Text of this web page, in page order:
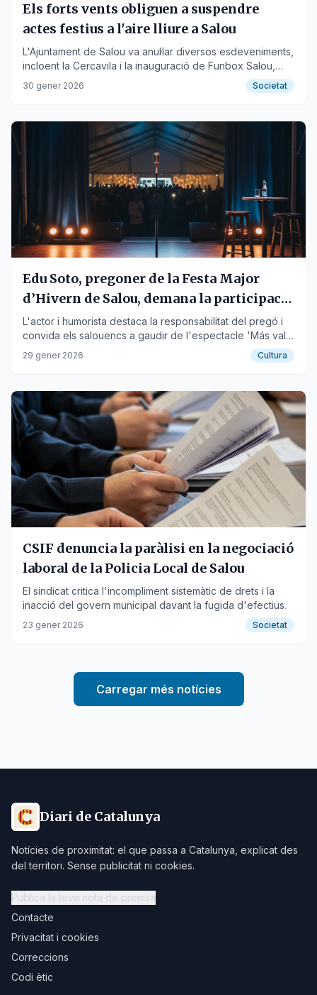
Els forts vents obliguen a suspendre
actes festius a l'aire lliure a Salou
L'Ajuntament de Salou va anul·lar diversos esdeveniments,
incloent la Cercavila i la inauguració de Funbox Salou,
seguint les indicacions de Protecció Civil.
30 gener 2026 Societat
Edu Soto, pregoner de la Festa Major
d’Hivern de Salou, demana la participació
veïnal
L'actor i humorista destaca la responsabilitat del pregó i
convida els salouencs a gaudir de l'espectacle 'Más vale
solo que ciento volando'.
29 gener 2026 Cultura
CSIF denuncia la paràlisi en la negociació
laboral de la Policia Local de Salou
El sindicat critica l'incompliment sistemàtic de drets i la
inacció del govern municipal davant la fugida d'efectius.
23 gener 2026 Societat
Carregar més notícies
Diari de Catalunya
Notícies de proximitat: el que passa a Catalunya, explicat des
del territori. Sense publicitat ni cookies.
Publica la teva nota de premsa
Contacte
Privacitat i cookies
Correccions
Codi ètic